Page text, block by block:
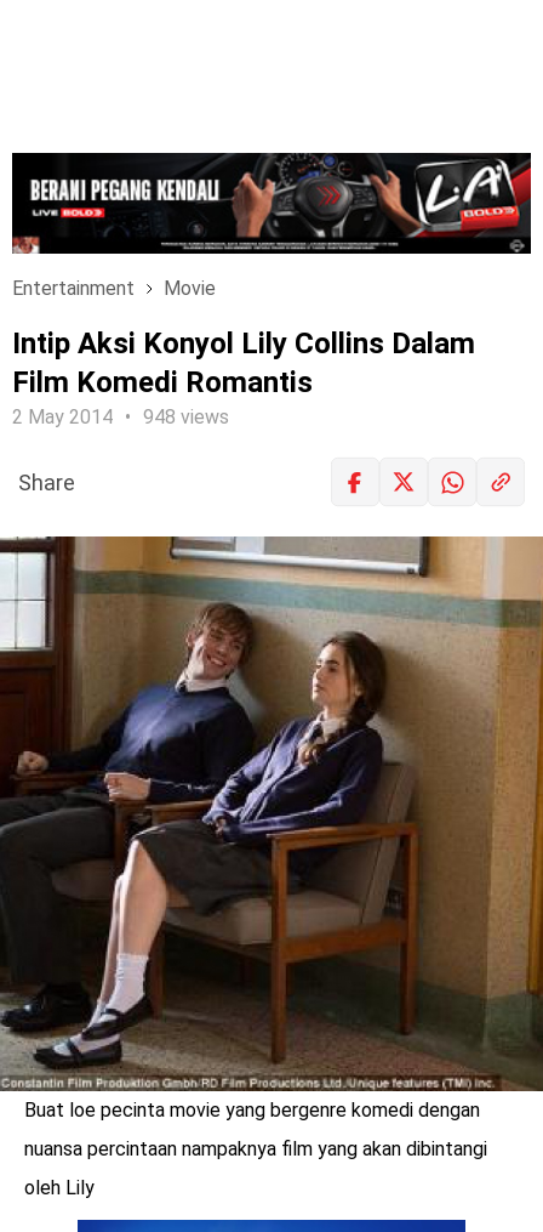
Entertainment Movie
Intip Aksi Konyol Lily Collins Dalam
Film Komedi Romantis
2 May 2014 948 views
benefit
menarik
LOGIN
Share
Buat loe pecinta movie yang bergenre komedi dengan
nuansa percintaan nampaknya film yang akan dibintangi
oleh Lily